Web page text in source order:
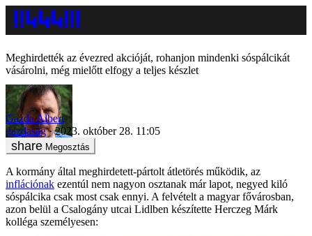
Meghirdették az évezred akcióját, rohanjon mindenki sóspálcikát
vásárolni, még mielőtt elfogy a teljes készlet
Gazda Albert
gazdaság
2023. október 28. 11:05
Megosztás
A kormány által meghirdetett-pártolt átletörés működik, az
inflációnak ezentúl nem nagyon osztanak már lapot, negyed kiló
sóspálcika csak most csak ennyi. A felvételt a magyar fővárosban,
azon belül a Csalogány utcai Lidlben készítette Herczeg Márk
kolléga személyesen: